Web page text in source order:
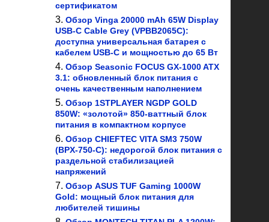
сертификатом
Обзор Vinga 20000 mAh 65W Display
USB-C Cable Grey (VPBB2065C):
доступна универсальная батарея с
кабелем USB-C и мощностью до 65 Вт
Обзор Seasonic FOCUS GX-1000 ATX
3.1: обновленный блок питания с
очень качественным наполнением
Обзор 1STPLAYER NGDP GOLD
850W: «золотой» 850-ваттный блок
питания в компактном корпусе
Обзор CHIEFTEC VITA SM3 750W
(BPX-750-C): недорогой блок питания с
раздельной стабилизацией
напряжений
Обзор ASUS TUF Gaming 1000W
Gold: мощный блок питания для
любителей тишины